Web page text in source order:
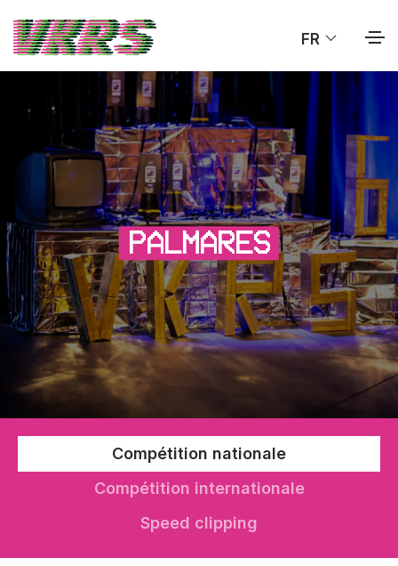
FR
PALMARES
Compétition nationale
Compétition internationale
Speed clipping